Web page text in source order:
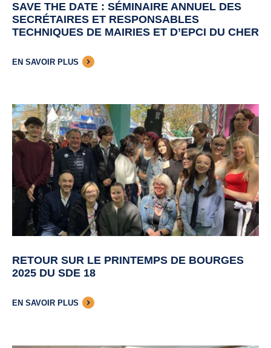
SAVE THE DATE : SÉMINAIRE ANNUEL DES
SECRÉTAIRES ET RESPONSABLES
TECHNIQUES DE MAIRIES ET D’EPCI DU CHER
EN SAVOIR PLUS
RETOUR SUR LE PRINTEMPS DE BOURGES
2025 DU SDE 18
EN SAVOIR PLUS